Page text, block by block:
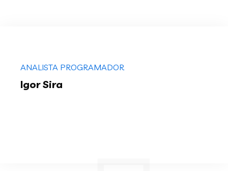
ANALISTA PROGRAMADOR
Igor Sira